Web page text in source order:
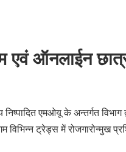
ऑनलाईन
एमओयू के अन्तर्गत विभाग
ट्रेड्स में रोजगारोन्मुख